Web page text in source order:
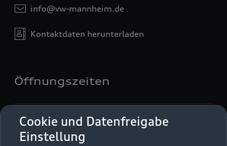
Cookie und Datenfreigabe
Einstellung
info@vw-mannheim.de
Kontaktdaten herunterladen
Öffnungszeiten
Service
Geöffnet bis